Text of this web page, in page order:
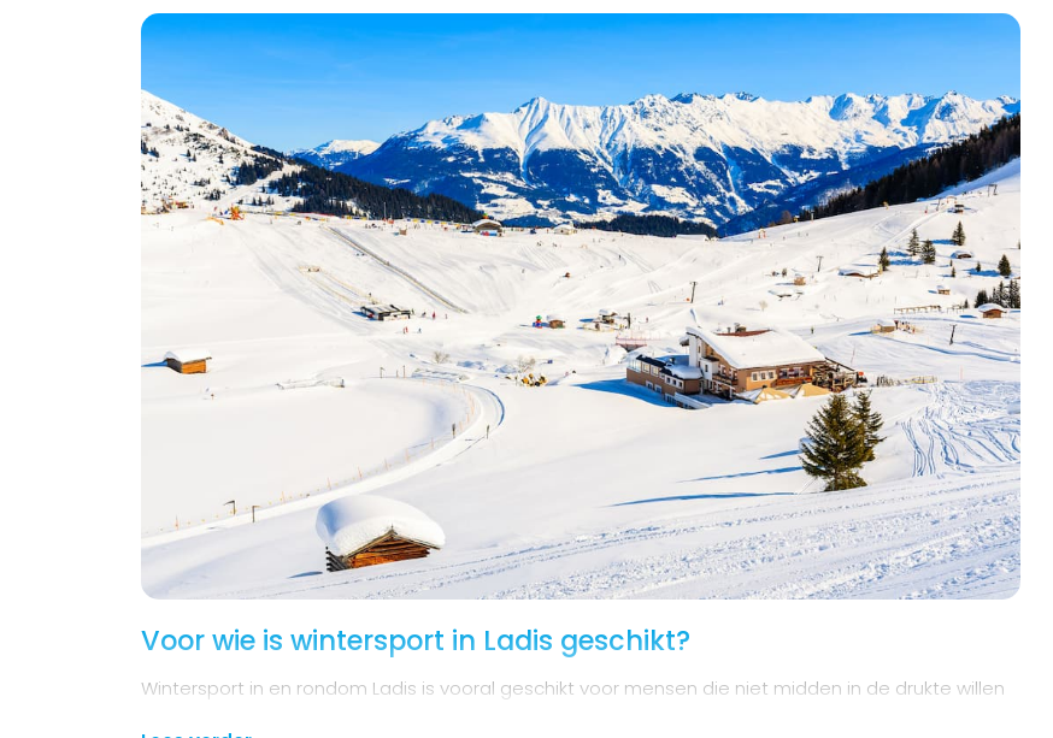
Voor wie is wintersport in Ladis geschikt?
Wintersport in en rondom Ladis is vooral geschikt voor mensen die niet midden in de drukte willen